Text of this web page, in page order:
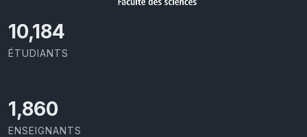
11,418
ÉTUDIANTS
2,086
ENSEIGNANTS